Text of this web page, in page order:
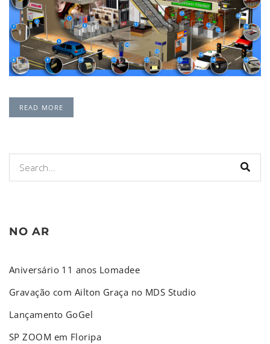
READ MORE
NO AR
Aniversário 11 anos Lomadee
Gravação com Ailton Graça no MDS Studio
Lançamento GoGel
SP ZOOM em Floripa